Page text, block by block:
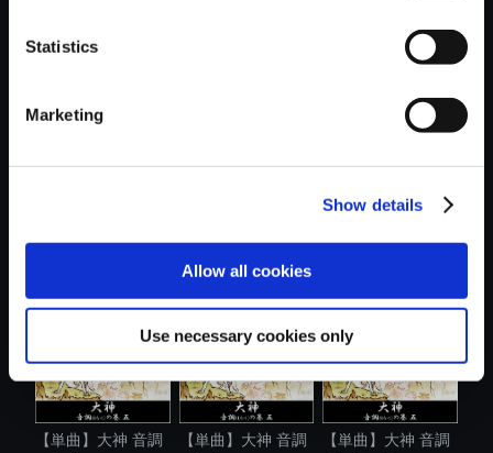
Statistics
Marketing
Show details
Allow all cookies
Use necessary cookies only
おすすめ商品
音調（しら....
（しらべ）....
（しらべ）....
【単曲】大神 音調
【単曲】大神 音調
【単曲】大神 音調